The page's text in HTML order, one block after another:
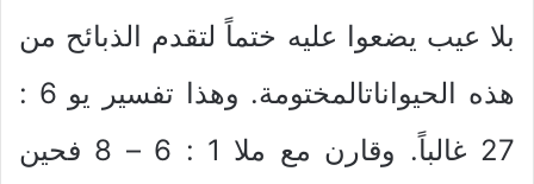
بلا عيب يضعوا عليه ختماً لتقدم الذبائح من
هذه الحيواناتالمختومة. وهذا تفسير يو 6 :
27 غالباً. وقارن مع ملا 1 : 6 – 8 فحين